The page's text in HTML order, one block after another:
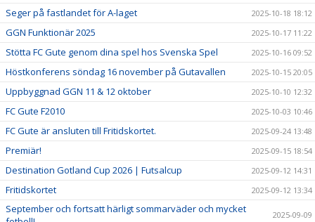
Seger på fastlandet för A-laget 2025-10-18 18:12
GGN Funktionär 2025 2025-10-17 11:22
Stötta FC Gute genom dina spel hos Svenska Spel 2025-10-16 09:52
Höstkonferens söndag 16 november på Gutavallen 2025-10-15 20:05
Uppbyggnad GGN 11 & 12 oktober 2025-10-10 12:32
FC Gute F2010 2025-10-03 10:46
FC Gute är ansluten till Fritidskortet. 2025-09-24 13:48
Premiär! 2025-09-15 18:54
Destination Gotland Cup 2026 | Futsalcup 2025-09-12 14:31
Fritidskortet 2025-09-12 13:34
September och fortsatt härligt sommarväder och mycket
2025-09-09